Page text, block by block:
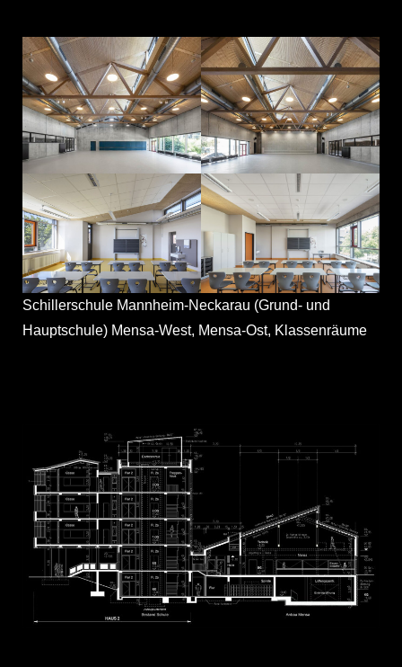
Schillerschule Mannheim-Neckarau (Grund- und
Hauptschule) Mensa-West, Mensa-Ost, Klassenräume